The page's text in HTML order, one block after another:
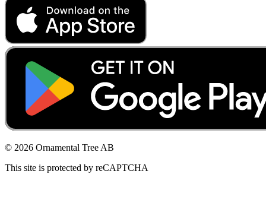
© 2026 Ornamental Tree AB
This site is protected by reCAPTCHA